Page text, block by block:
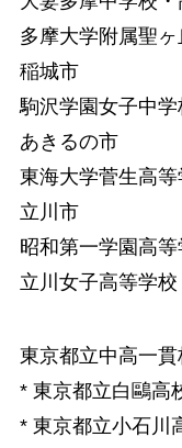
多摩大学附属聖
稲城市
駒沢学園女子中
あきるの市
東海大学菅生高
立川市
昭和第一学園高等
立川女子高等学校
東京都立中高一貫
* 東京都立白鷗高
* 東京都立小石川